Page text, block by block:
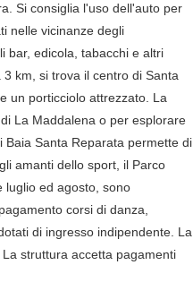
Si consiglia l'uso dell'auto per
nelle vicinanze degli
bar, edicola, tabacchi e altri
km, si trova il centro di Santa
un porticciolo attrezzato. La
La Maddalena o per esplorare
Santa Reparata permette di
amanti dello sport, il Parco
luglio ed agosto, sono
corsi di danza,
di ingresso indipendente. La
struttura accetta pagamenti